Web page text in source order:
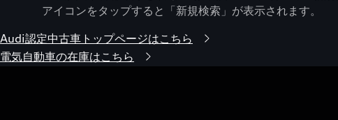
アイコンをタップすると「新規検索」が表示されます。
Audi認定中古車トップページはこちら
電気自動車の在庫はこちら